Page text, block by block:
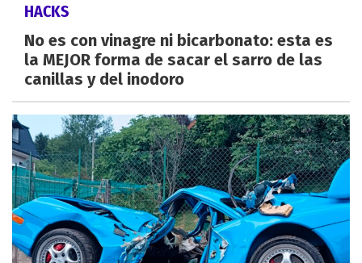
HACKS
No es con vinagre ni bicarbonato: esta es
la MEJOR forma de sacar el sarro de las
canillas y del inodoro